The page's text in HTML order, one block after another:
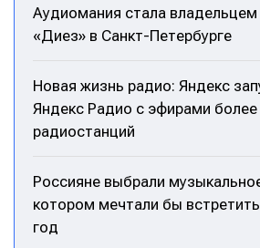
Аудиомания стала владельцем
«Диез» в Санкт-Петербурге
Новая жизнь радио: Яндекс
Яндекс Радио с эфирами
радиостанций
Россияне выбрали
котором мечтали бы
год